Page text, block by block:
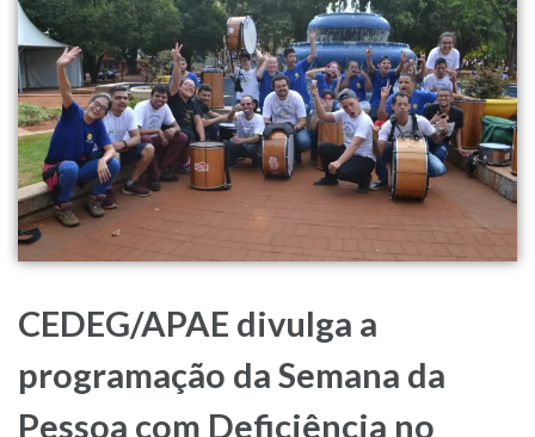
CEDEG/APAE divulga a
programação da Semana da
Pessoa com Deficiência no